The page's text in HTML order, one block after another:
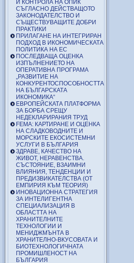
И КОНТРОЛА НА ОПИК
СЪГЛАСНО ДЕЙСТВАЩОТО
ЗАКОНОДАТЕЛСТВО И
СЪЩЕСТВУВАЩИТЕ ДОБРИ
ПРАКТИКИ
ПРИЛАГАНЕ НА ИНТЕГРИРАН
ПОДХОД В ИКОНОМИЧЕСКАТА
ПОЛИТИКА НА ЕС
ПОСЛЕДВАЩА ОЦЕНКА
ИЗПЪЛНЕНИЕТО НА
ОПЕРАТИВНА ПРОГРАМА
„РАЗВИТИЕ НА
КОНКУРЕНТОСПОСОБНОСТТА
НА БЪЛГАРСКАТА
ИКОНОМИКА“
ЕВРОПЕЙСКАТА ПЛАТФОРМА
ЗА БОРБА СРЕЩУ
НЕДЕКЛАРИРАНИЯ ТРУД
FEMA: КАРТИРАНЕ И ОЦЕНКА
НА СЛАДКОВОДНИТЕ И
МОРСКИТЕ ЕКОСИСТЕМНИ
УСЛУГИ В БЪЛГАРИЯ
ЗДРАВЕ, КАЧЕСТВО НА
ЖИВОТ, НЕРАВЕНСТВА.
СЪСТОЯНИЕ, ВЗАИМНИ
ВЛИЯНИЯ, ТЕНДЕНЦИИ И
ПРЕДИЗВИКАТЕЛСТВА (ОТ
ЕМПИРИЯ КЪМ ТЕОРИЯ)
ИНОВАЦИОННА СТРАТЕГИЯ
ЗА ИНТЕЛИГЕНТНА
СПЕЦИАЛИЗАЦИЯ В
ОБЛАСТТА НА
ХРАНИТЕЛНИТЕ
ТЕХНОЛОГИИ И
МЕНИДЖМЪНТА В
ХРАНИТЕЛНО-ВКУСОВАТА И
БИОТЕХНОЛОГИЧНАТА
ПРОМИШЛЕНОСТ НА
БЪЛГАРИЯ